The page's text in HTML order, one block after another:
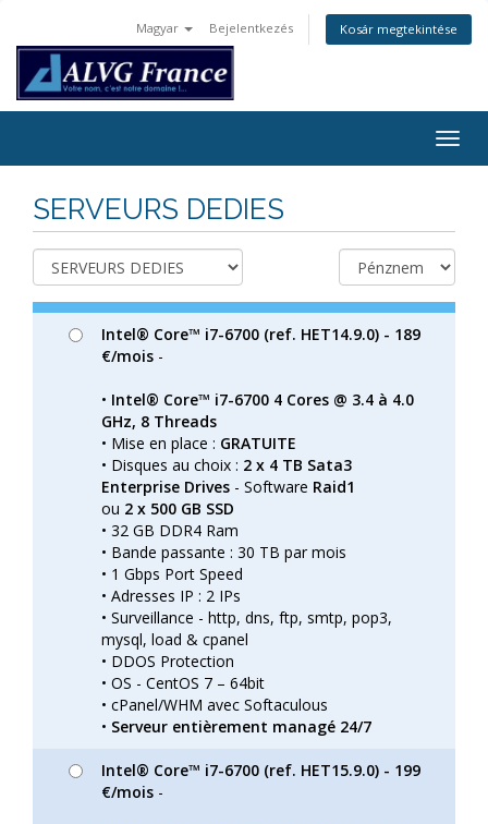
Magyar Bejelentkezés Kosár megtekintése
SERVEURS DEDIES
Intel® Core™ i7-6700 (ref. HET14.9.0) - 189
€/mois -
• Intel® Core™ i7-6700 4 Cores @ 3.4 à 4.0
GHz, 8 Threads
• Mise en place : GRATUITE
• Disques au choix : 2 x 4 TB Sata3
Enterprise Drives - Software Raid1
ou 2 x 500 GB SSD
• 32 GB DDR4 Ram
• Bande passante : 30 TB par mois
• 1 Gbps Port Speed
• Adresses IP : 2 IPs
• Surveillance - http, dns, ftp, smtp, pop3,
mysql, load & cpanel
• DDOS Protection
• OS - CentOS 7 – 64bit
• cPanel/WHM avec Softaculous
• Serveur entièrement managé 24/7
Intel® Core™ i7-6700 (ref. HET15.9.0) - 199
€/mois -